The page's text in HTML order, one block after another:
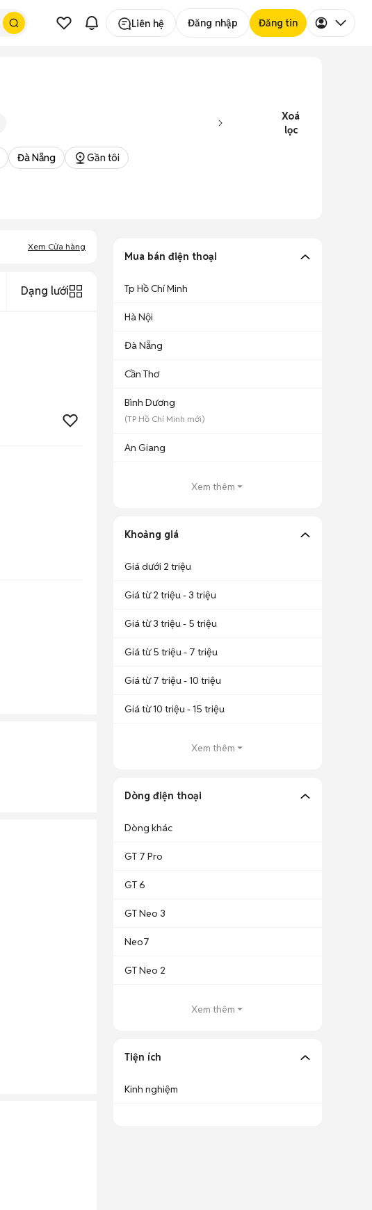
Liên hệ Đăng nhập Đăng tin
Xoá
lọc
Đà Nẵng Gần tôi
Xem Cửa hàng
Dạng lưới
Mua bán điện thoại
Tp Hồ Chí Minh
Hà Nội
Đà Nẵng
Cần Thơ
Bình Dương
(TP Hồ Chí Minh mới)
An Giang
Xem thêm
Khoảng giá
Giá dưới 2 triệu
Giá từ 2 triệu - 3 triệu
Giá từ 3 triệu - 5 triệu
Giá từ 5 triệu - 7 triệu
Giá từ 7 triệu - 10 triệu
Giá từ 10 triệu - 15 triệu
Xem thêm
Dòng điện thoại
Dòng khác
GT 7 Pro
GT 6
GT Neo 3
Neo7
GT Neo 2
Xem thêm
Tiện ích
Kinh nghiệm